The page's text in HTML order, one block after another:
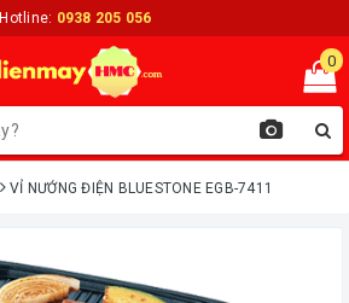
Hotline: 0938 205 056
0
VỈ NƯỚNG ĐIỆN BLUESTONE EGB-7411